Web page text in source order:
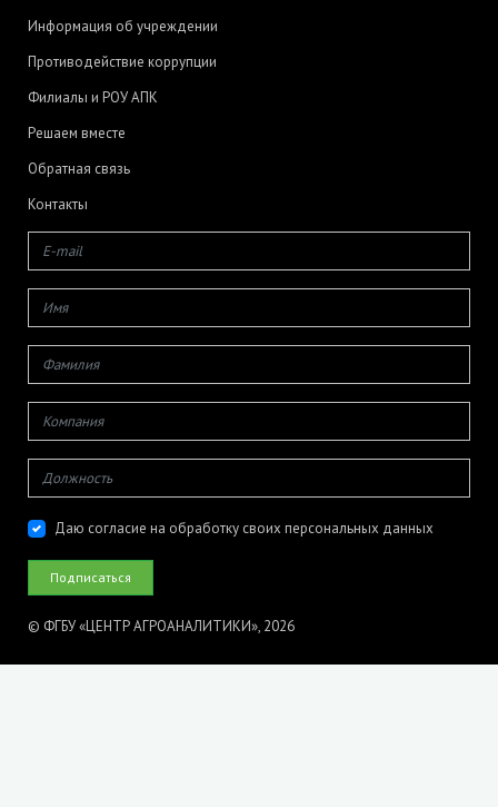
Информация об учреждении
Противодействие коррупции
Филиалы и РОУ АПК
Решаем вместе
Обратная связь
Контакты
Даю согласие на обработку своих персональных данных
© ФГБУ «ЦЕНТР АГРОАНАЛИТИКИ», 2026